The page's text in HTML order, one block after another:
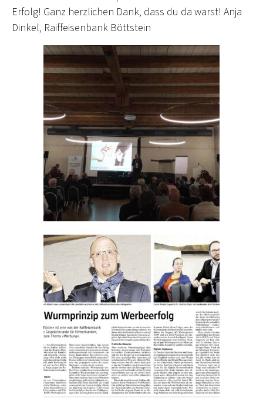
Erfolg! Ganz herzlichen Dank, dass du da warst! Anja
Dinkel, Raiffeisenbank Böttstein